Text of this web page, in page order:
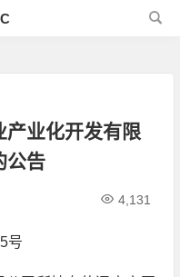
产业化开发有限
公告
4,131
号